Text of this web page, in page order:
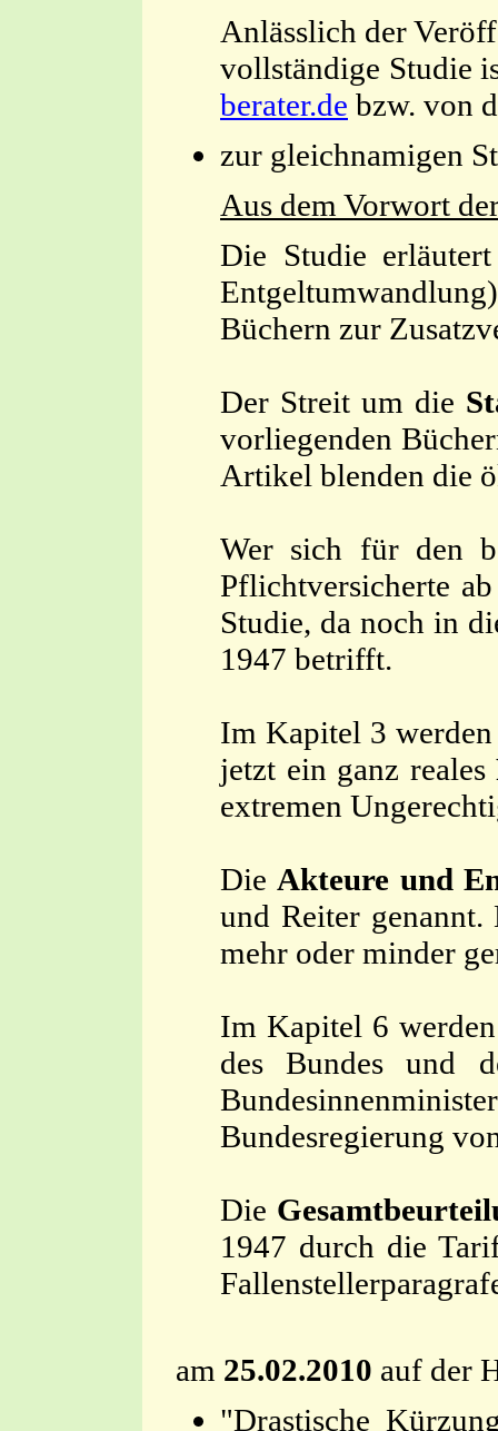
Anlässlich der
vollständige Studie
berater.de bzw. von
zur gleichnamigen
Aus dem Vorwort
Die Studie
Büchern zur
Der Streit um die
vorliegenden
Artikel blenden die
Wer sich für den
Pflichtversicherte
Studie, da noch in
1947 betrifft.
Im Kapitel 3
jetzt ein ganz reales
extremen
Die Akteure und
und Reiter
mehr oder minder
Im Kapitel 6
des Bundes und
Bundesregierung
Die
1947 durch die
am 25.02.2010 auf der
"Drastische